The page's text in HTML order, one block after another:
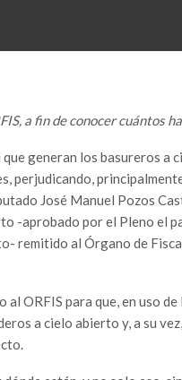
a fin de conocer cuántos
generan los basureros a
perjudicando,
José Manuel Pozos
-aprobado por el Pleno el
remitido al Órgano de
ORFIS para que, en uso
a cielo abierto y, a su